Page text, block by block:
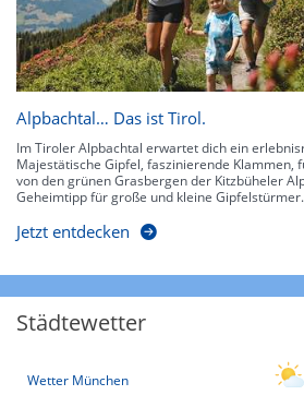
Alpbachtal… Das ist Tirol.
Im Tiroler Alpbachtal erwartet dich ein
Majestätische Gipfel, faszinierende Klammen,
von den grünen Grasbergen der Kitzbüheler
Geheimtipp für große und kleine Gipfelstürmer.
Jetzt entdecken
Städtewetter
Wetter München